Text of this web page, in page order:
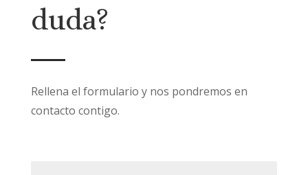
duda?
Rellena el formulario y nos pondremos en
contacto contigo.